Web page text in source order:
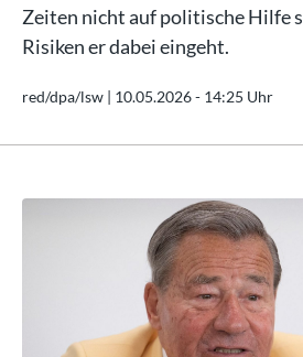
Zeiten nicht auf politische Hilfe
Risiken er dabei eingeht.
red/dpa/lsw | 10.05.2026 - 14:25 Uhr